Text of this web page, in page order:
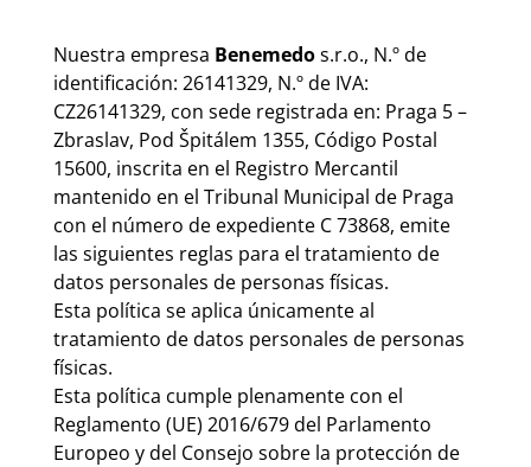
Nuestra empresa Benemedos.r.o., N.º de
identificación: 26141329, N.º de IVA:
CZ26141329, con sede registrada en: Praga 5 –
Zbraslav, Pod Špitálem 1355, Código Postal
15600, inscrita en el Registro Mercantil
mantenido en el Tribunal Municipal de Praga
con el número de expediente C 73868, emite
las siguientes reglas para el tratamiento de
datos personales de personas físicas.
Esta política se aplica únicamente al
tratamiento de datos personales de personas
físicas.
Esta política cumple plenamente con el
Reglamento (UE) 2016/679 del Parlamento
Europeo y del Consejo sobre la protección de